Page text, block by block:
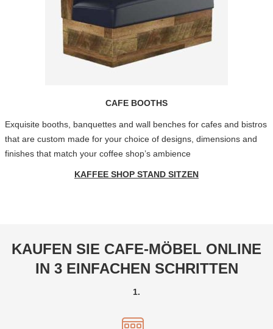
CAFE BOOTHS
Exquisite booths, banquettes and wall benches for cafes and bistros
that are custom made for your choice of designs, dimensions and
finishes that match your coffee shop’s ambience
KAFFEE SHOP STAND SITZEN
KAUFEN SIE CAFE-MÖBEL ONLINE
IN 3 EINFACHEN SCHRITTEN
1.